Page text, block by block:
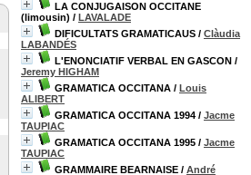
LA CONJUGAISON OCCITANE
(limousin) / LAVALADE
DIFICULTATS GRAMATICAUS / Clàudia
LABANDÉS
L'ENONCIATIF VERBAL EN GASCON /
Jeremy HIGHAM
GRAMATICA OCCITANA / Louis
ALIBERT
GRAMATICA OCCITANA 1994 / Jacme
TAUPIAC
GRAMATICA OCCITANA 1995 / Jacme
TAUPIAC
GRAMMAIRE BEARNAISE / André